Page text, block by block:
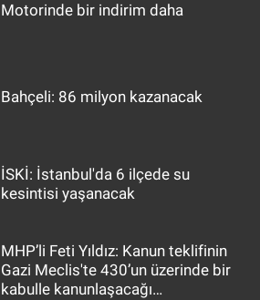
Motorinde bir indirim daha
Bahçeli: 86 milyon kazanacak
İSKİ: İstanbul'da 6 ilçede su
kesintisi yaşanacak
MHP’li Feti Yıldız: Kanun teklifinin
Gazi Meclis'te 430’un üzerinde bir
kabulle kanunlaşacağı